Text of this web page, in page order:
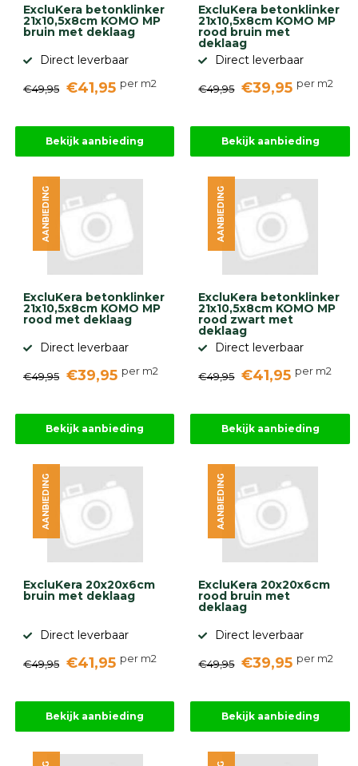
ExcluKera betonklinker
21x10,5x8cm KOMO MP
bruin met deklaag
Direct leverbaar
€49,95 €41,95 per m2
Bekijk aanbieding
ExcluKera betonklinker
21x10,5x8cm KOMO MP
rood bruin met
deklaag
Direct leverbaar
€49,95 €39,95 per m2
Bekijk aanbieding
ExcluKera betonklinker
21x10,5x8cm KOMO MP
rood met deklaag
Direct leverbaar
€49,95 €39,95 per m2
AANBIEDING
Bekijk aanbieding
ExcluKera betonklinker
21x10,5x8cm KOMO MP
rood zwart met
deklaag
Direct leverbaar
€49,95 €41,95 per m2
AANBIEDING
Bekijk aanbieding
ExcluKera 20x20x6cm
bruin met deklaag
Direct leverbaar
€49,95 €41,95 per m2
AANBIEDING
Bekijk aanbieding
ExcluKera 20x20x6cm
rood bruin met
deklaag
Direct leverbaar
€49,95 €39,95 per m2
AANBIEDING
Bekijk aanbieding